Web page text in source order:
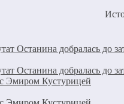
Останина добралась до
Останина добралась до
Эмиром Кустурицей